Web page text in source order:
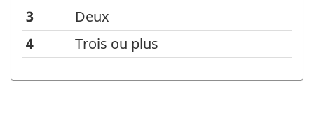
nombre
de
langues
non
3
Deux
4
Trois ou plus